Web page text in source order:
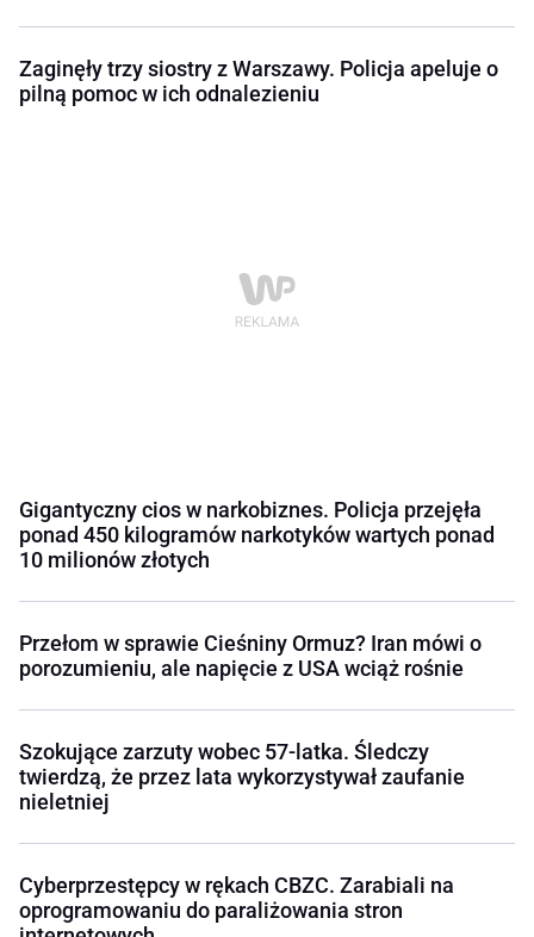
Zaginęły trzy siostry z Warszawy. Policja apeluje o
pilną pomoc w ich odnalezieniu
Gigantyczny cios w narkobiznes. Policja przejęła
ponad 450 kilogramów narkotyków wartych ponad
10 milionów złotych
Przełom w sprawie Cieśniny Ormuz? Iran mówi o
porozumieniu, ale napięcie z USA wciąż rośnie
Szokujące zarzuty wobec 57-latka. Śledczy
twierdzą, że przez lata wykorzystywał zaufanie
nieletniej
Cyberprzestępcy w rękach CBZC. Zarabiali na
oprogramowaniu do paraliżowania stron